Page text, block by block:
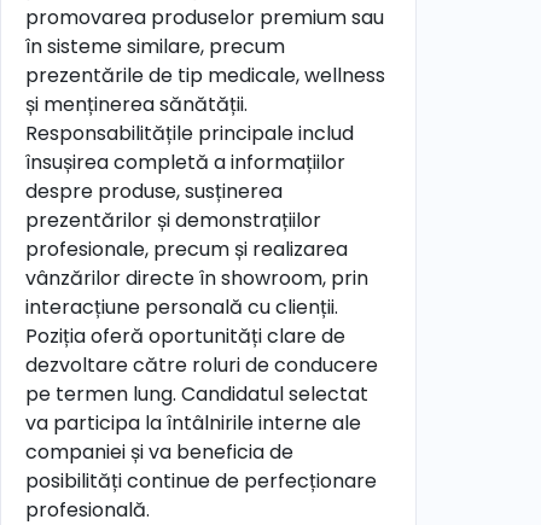
promovarea produselor premium sau
în sisteme similare, precum
prezentările de tip medicale, wellness
și menținerea sănătății.
Responsabilitățile principale includ
însușirea completă a informațiilor
despre produse, susținerea
prezentărilor și demonstrațiilor
profesionale, precum și realizarea
vânzărilor directe în showroom, prin
interacțiune personală cu clienții.
Poziția oferă oportunități clare de
dezvoltare către roluri de conducere
pe termen lung. Candidatul selectat
va participa la întâlnirile interne ale
companiei și va beneficia de
posibilități continue de perfecționare
profesională.